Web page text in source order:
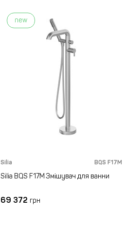
new
Silia BQS F17M
Silia BQS F17M Змішувач для ванни
69 372 грн